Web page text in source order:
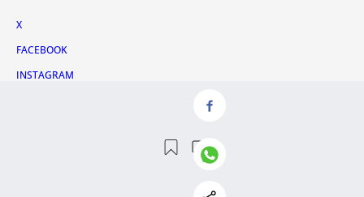
X
FACEBOOK
INSTAGRAM